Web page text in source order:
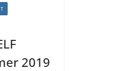
2019